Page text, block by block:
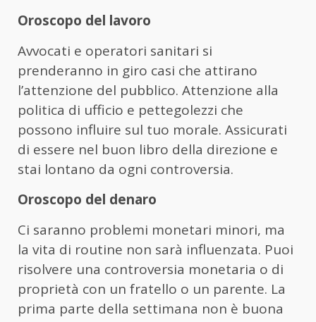
Oroscopo del lavoro
Avvocati e operatori sanitari si
prenderanno in giro casi che attirano
l’attenzione del pubblico. Attenzione alla
politica di ufficio e pettegolezzi che
possono influire sul tuo morale. Assicurati
di essere nel buon libro della direzione e
stai lontano da ogni controversia.
Oroscopo del denaro
Ci saranno problemi monetari minori, ma
la vita di routine non sarà influenzata. Puoi
risolvere una controversia monetaria o di
proprietà con un fratello o un parente. La
prima parte della settimana non è buona